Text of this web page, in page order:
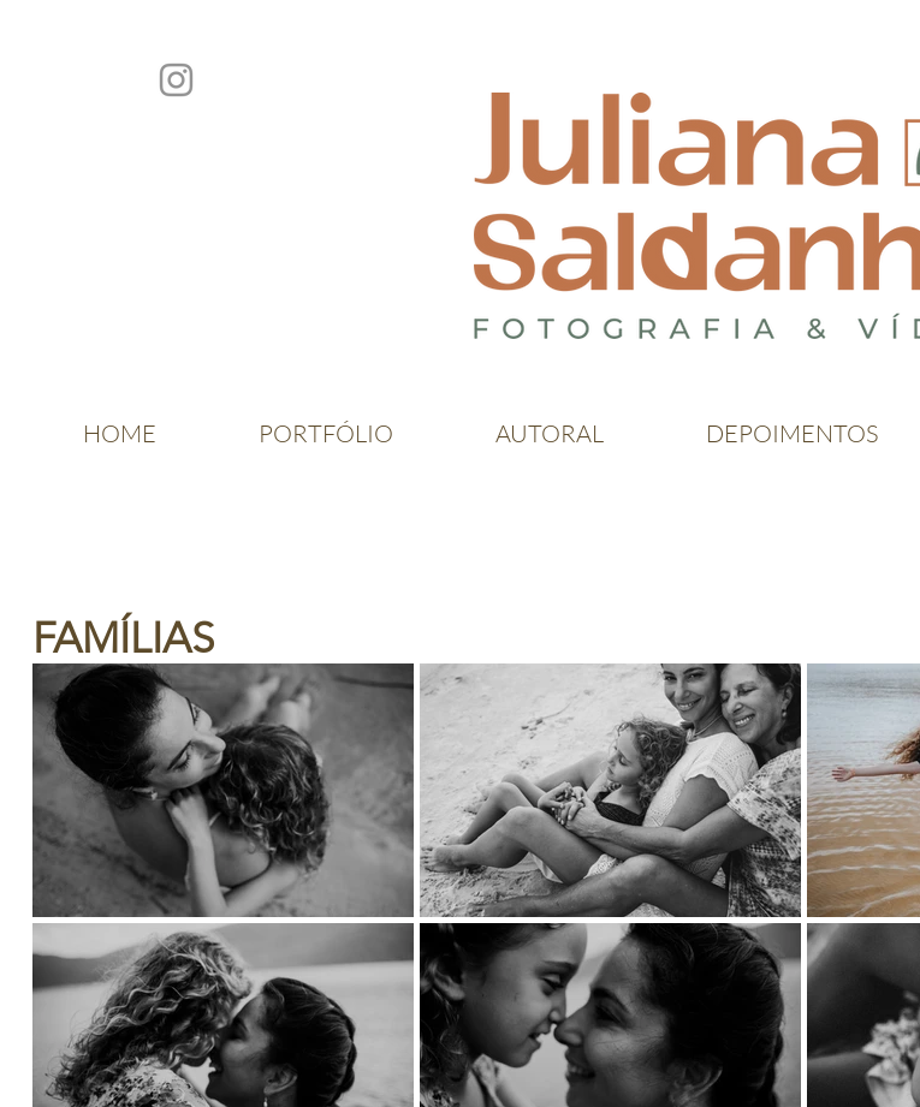
HOME PORTFÓLIO AUTORAL DEPOIMENTOS
FAMÍLIAS